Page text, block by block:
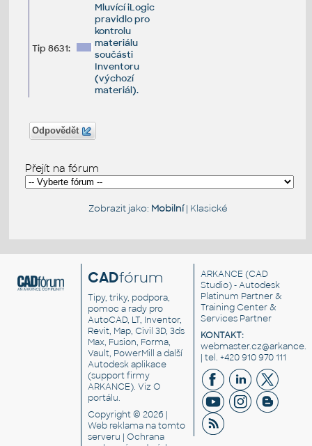
Tip 8631:
Mluvící iLogic
pravidlo pro
kontrolu
materiálu
součásti
Inventoru
(výchozí
materiál).
Odpovědět
Přejít na fórum
Zobrazit jako: Mobilní| Klasické
CADfórum
Tipy, triky, podpora,
pomoc a rady pro
AutoCAD, LT, Inventor,
Revit, Map, Civil 3D, 3ds
Max, Fusion, Forma,
Vault, PowerMill a další
Autodesk aplikace
(support firmy
ARKANCE). VizO
portálu.
Copyright © 2026 |
Web reklama na tomto
serveru |Ochrana
ARKANCE (CAD
Studio) - Autodesk
Platinum Partner &
Training Center &
Services Partner
KONTAKT:
| tel. +420 910 970 111